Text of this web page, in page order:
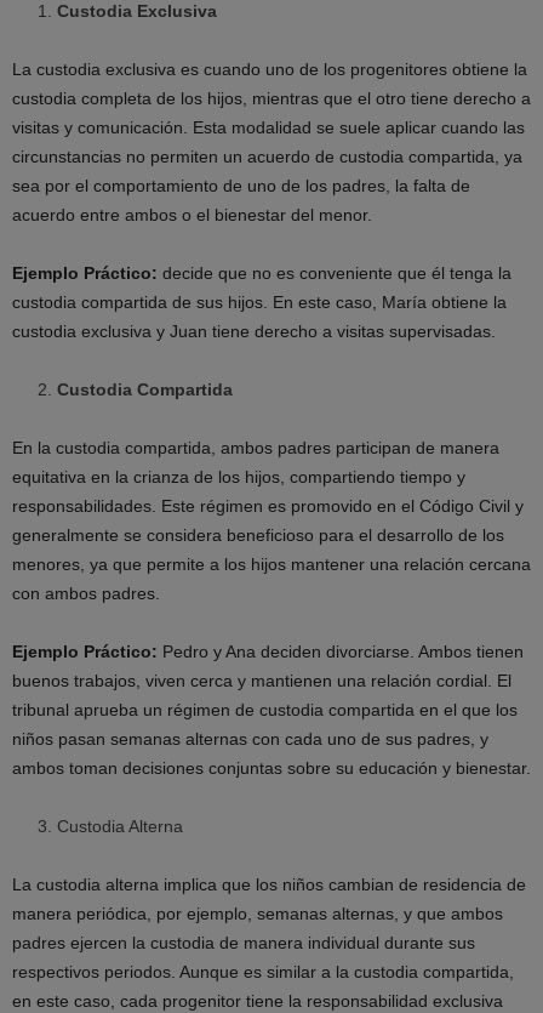
Custodia Exclusiva
La custodia exclusiva es cuando uno de los progenitores obtiene la
custodia completa de los hijos, mientras que el otro tiene derecho a
visitas y comunicación. Esta modalidad se suele aplicar cuando las
circunstancias no permiten un acuerdo de custodia compartida, ya
sea por el comportamiento de uno de los padres, la falta de
acuerdo entre ambos o el bienestar del menor.
Ejemplo Práctico: decide que no es conveniente que él tenga la
custodia compartida de sus hijos. En este caso, María obtiene la
custodia exclusiva y Juan tiene derecho a visitas supervisadas.
Custodia Compartida
En la custodia compartida, ambos padres participan de manera
equitativa en la crianza de los hijos, compartiendo tiempo y
responsabilidades. Este régimen es promovido en el Código Civil y
generalmente se considera beneficioso para el desarrollo de los
menores, ya que permite a los hijos mantener una relación cercana
con ambos padres.
Ejemplo Práctico: Pedro y Ana deciden divorciarse. Ambos tienen
buenos trabajos, viven cerca y mantienen una relación cordial. El
tribunal aprueba un régimen de custodia compartida en el que los
niños pasan semanas alternas con cada uno de sus padres, y
ambos toman decisiones conjuntas sobre su educación y bienestar.
Custodia Alterna
La custodia alterna implica que los niños cambian de residencia de
manera periódica, por ejemplo, semanas alternas, y que ambos
padres ejercen la custodia de manera individual durante sus
respectivos periodos. Aunque es similar a la custodia compartida,
en este caso, cada progenitor tiene la responsabilidad exclusiva